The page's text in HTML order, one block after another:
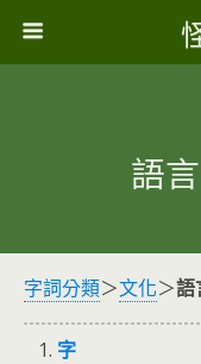
語
字詞分類＞文化＞語
字